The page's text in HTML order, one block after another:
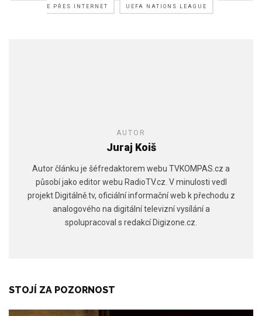
E PŘES INTERNET UEFA NATIONS LEAGUE
AUTOR
Juraj Koiš
Autor článku je šéfredaktorem webu TVKOMPAS.cz a
působí jako editor webu RadioTV.cz. V minulosti vedl
projekt Digitálně.tv, oficiální informační web k přechodu z
analogového na digitální televizní vysílání a
spolupracoval s redakcí Digizone.cz.
STOJÍ ZA POZORNOST